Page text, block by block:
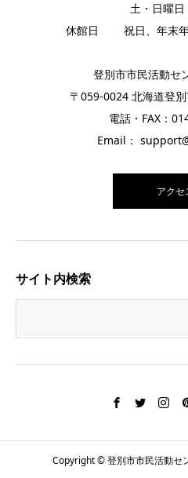
土・日曜日 9
休館日 祝日、年末年
登別市市民活動セ
〒059-0024 北海道登
電話・FAX：
Email：
アクセ
サイト内検索
Copyright © 登別市市民活動セ